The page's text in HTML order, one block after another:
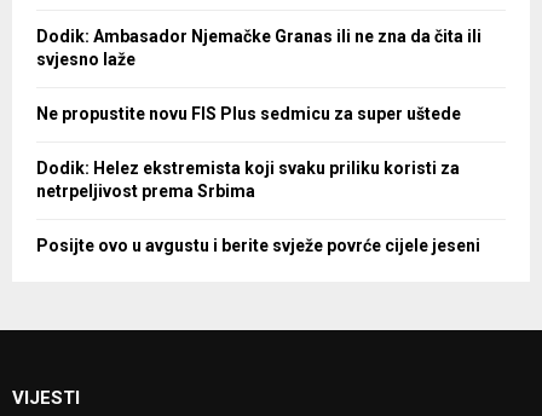
Dodik: Ambasador Njemačke Granas ili ne zna da čita ili
svjesno laže
Ne propustite novu FIS Plus sedmicu za super uštede
Dodik: Helez ekstremista koji svaku priliku koristi za
netrpeljivost prema Srbima
Posijte ovo u avgustu i berite svježe povrće cijele jeseni
VIJESTI